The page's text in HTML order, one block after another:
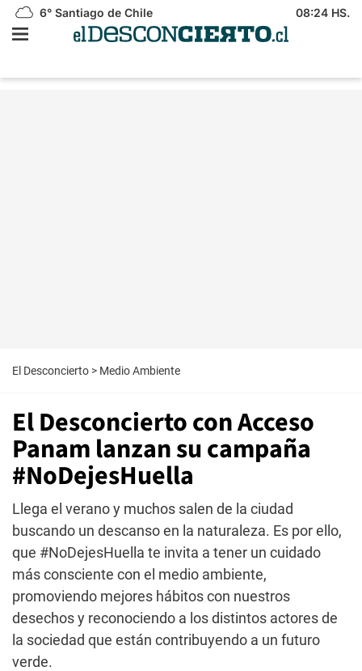
6° Santiago de Chile 08:24 HS.
El Desconcierto > Medio Ambiente
El Desconcierto con Acceso
Panam lanzan su campaña
#NoDejesHuella
Llega el verano y muchos salen de la ciudad
buscando un descanso en la naturaleza. Es por ello,
que #NoDejesHuella te invita a tener un cuidado
más consciente con el medio ambiente,
promoviendo mejores hábitos con nuestros
desechos y reconociendo a los distintos actores de
la sociedad que están contribuyendo a un futuro
verde.